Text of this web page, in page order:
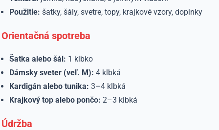
Použitie: šatky, šály, svetre, topy, krajkové vzory, doplnky
Orientačná spotreba
Šatka alebo šál: 1 klbko
Dámsky sveter (veľ. M): 4 klbká
Kardigán alebo tunika: 3–4 klbká
Krajkový top alebo pončo: 2–3 klbká
Údržba